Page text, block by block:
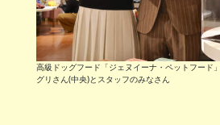
高級ドッグフード「ジェヌイーナ・ペットフード
グリさん(中央)とスタッフのみなさん